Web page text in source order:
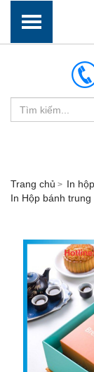
Trang chủ In hộp
In Hộp bánh